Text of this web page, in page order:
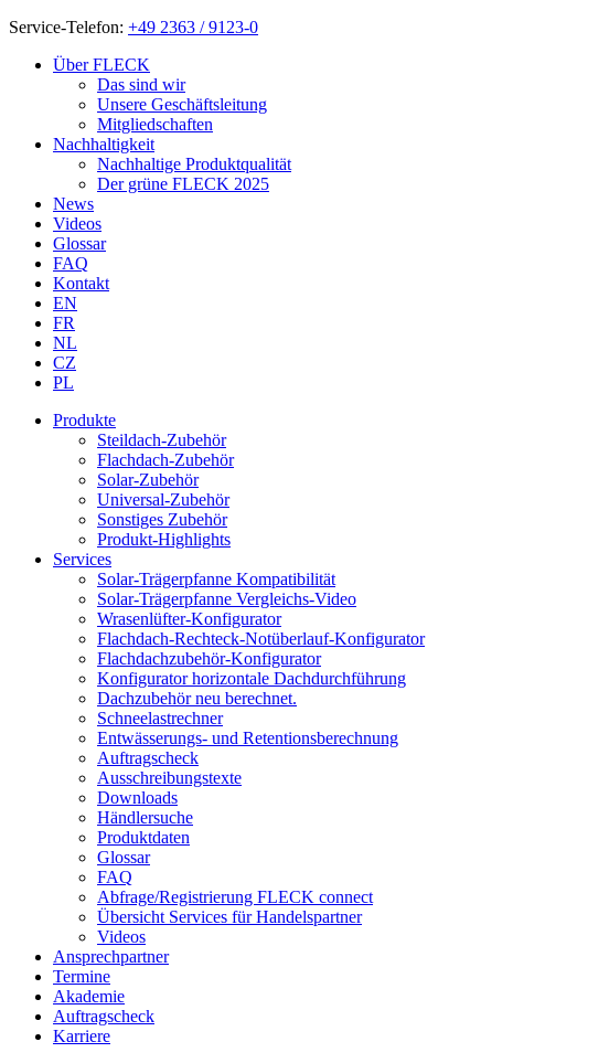
Service-Telefon: +49 2363 / 9123-0
Über FLECK
Das sind wir
Unsere Geschäftsleitung
Mitgliedschaften
Nachhaltigkeit
Nachhaltige Produktqualität
Der grüne FLECK 2025
News
Videos
Glossar
FAQ
Kontakt
EN
FR
NL
CZ
PL
Produkte
Steildach-Zubehör
Flachdach-Zubehör
Solar-Zubehör
Universal-Zubehör
Sonstiges Zubehör
Produkt-Highlights
Services
Solar-Trägerpfanne Kompatibilität
Solar-Trägerpfanne Vergleichs-Video
Wrasenlüfter-Konfigurator
Flachdach-Rechteck-Notüberlauf-Konfigurator
Flachdachzubehör-Konfigurator
Konfigurator horizontale Dachdurchführung
Dachzubehör neu berechnet.
Schneelastrechner
Entwässerungs- und Retentionsberechnung
Auftragscheck
Ausschreibungstexte
Downloads
Händlersuche
Produktdaten
Glossar
FAQ
Abfrage/Registrierung FLECK connect
Übersicht Services für Handelspartner
Videos
Ansprechpartner
Termine
Akademie
Auftragscheck
Karriere